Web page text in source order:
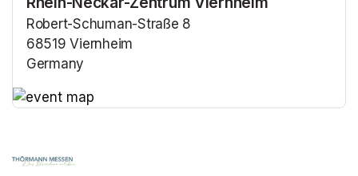
Robert-Schuman-Straße 8
68519 Viernheim
Germany